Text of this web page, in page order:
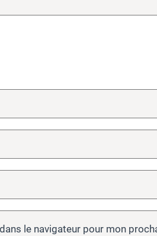
le navigateur pour mon